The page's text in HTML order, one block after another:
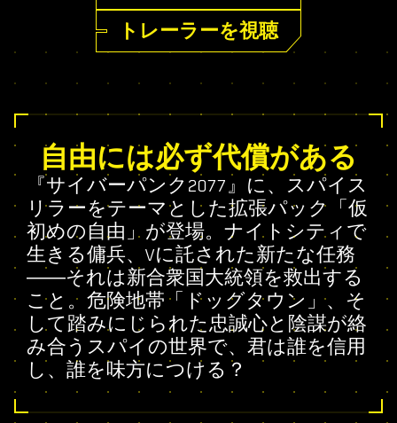
トレーラーを視聴
自由には必ず代償がある
『サイバーパンク2077』に、スパイス
リラーをテーマとした拡張パック「仮
初めの自由」が登場。ナイトシティで
生きる傭兵、Vに託された新たな任務
――それは新合衆国大統領を救出する
こと。危険地帯「ドッグタウン」、そ
して踏みにじられた忠誠心と陰謀が絡
み合うスパイの世界で、君は誰を信用
し、誰を味方につける？